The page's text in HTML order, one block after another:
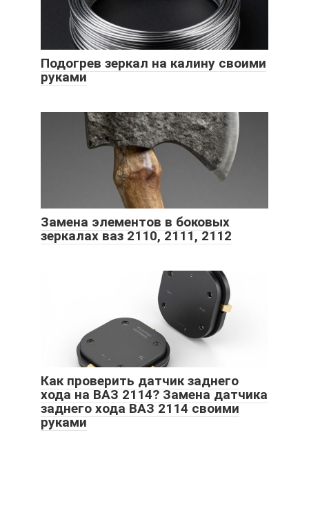
Подогрев зеркал на калину своими
руками
Замена элементов в боковых
зеркалах ваз 2110, 2111, 2112
Как проверить датчик заднего
хода на ВАЗ 2114? Замена датчика
заднего хода ВАЗ 2114 своими
руками